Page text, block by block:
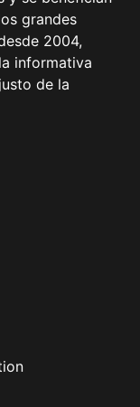
grandes
2004,
informativa
de la